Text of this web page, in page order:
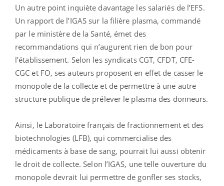
Un autre point inquiète davantage les salariés de l’EFS.
Un rapport de l’IGAS sur la filière plasma, commandé
par le ministère de la Santé, émet des
recommandations qui n’augurent rien de bon pour
l’établissement. Selon les syndicats CGT, CFDT, CFE-
CGC et FO, ses auteurs proposent en effet de casser le
monopole de la collecte et de permettre à une autre
structure publique de prélever le plasma des donneurs.
Ainsi, le Laboratoire français de fractionnement et des
biotechnologies (LFB), qui commercialise des
médicaments à base de sang, pourrait lui aussi obtenir
le droit de collecte. Selon l’IGAS, une telle ouverture du
monopole devrait lui permettre de gonfler ses stocks,